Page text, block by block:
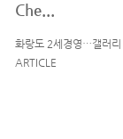
Che...
화랑도 2세경영…갤러
ARTICLE